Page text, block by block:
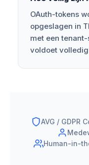
OAuth-tokens
opgeslagen in
met een
voldoet volledig
AVG / GDPR
Human-in-